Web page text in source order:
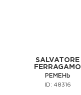
SALVATORE
FERRAGAMO
РЕМЕНЬ
ID: 48316